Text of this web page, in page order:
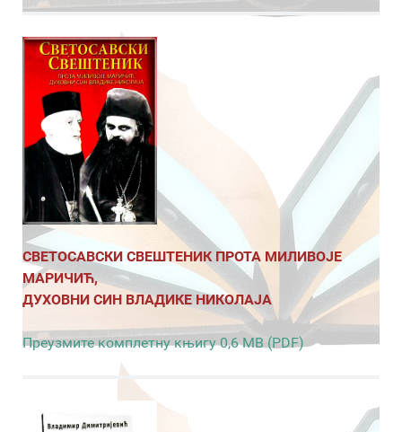
СВЕТОСАВСКИ СВЕШТЕНИК ПРОТА МИЛИВОЈЕ
МАРИЧИЋ,
ДУХОВНИ СИН ВЛАДИКЕ НИКОЛАЈА
Преузмите комплетну књигу 0,6 MB (PDF)